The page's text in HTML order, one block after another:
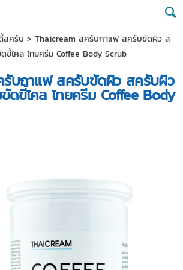
สครับ > Thaicream สครับกาแฟ สครับขัดผิว ส
ไคล ไทยครีม Coffee Body Scrub
บกาแฟ สครับขัดผิว สครับผิว
ดขี้ไคล ไทยครีม Coffee Body